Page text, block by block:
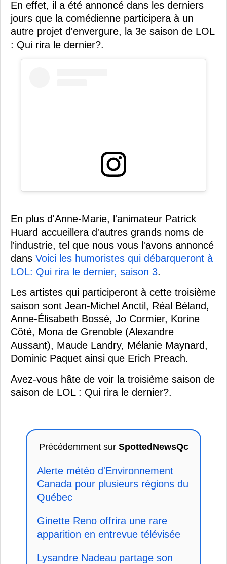
En effet, il a été annoncé dans les derniers
jours que la comédienne participera à un
autre projet d'envergure, la 3e saison de LOL
: Qui rira le dernier?.
En plus d'Anne-Marie, l'animateur Patrick
Huard accueillera d'autres grands noms de
l'industrie, tel que nous vous l'avons annoncé
dans Voici les humoristes qui débarqueront à
LOL: Qui rira le dernier, saison 3.
Les artistes qui participeront à cette troisième
saison sont Jean-Michel Anctil, Réal Béland,
Anne-Élisabeth Bossé, Jo Cormier, Korine
Côté, Mona de Grenoble (Alexandre
Aussant), Maude Landry, Mélanie Maynard,
Dominic Paquet ainsi que Erich Preach.
Avez-vous hâte de voir la troisième saison de
saison de LOL : Qui rira le dernier?.
Précédemment sur SpottedNewsQc
Alerte météo d'Environnement
Canada pour plusieurs régions du
Québec
Ginette Reno offrira une rare
apparition en entrevue télévisée
Lysandre Nadeau partage son